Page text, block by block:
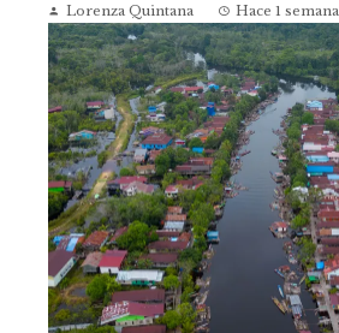
Lorenza Quintana Hace 1 semana